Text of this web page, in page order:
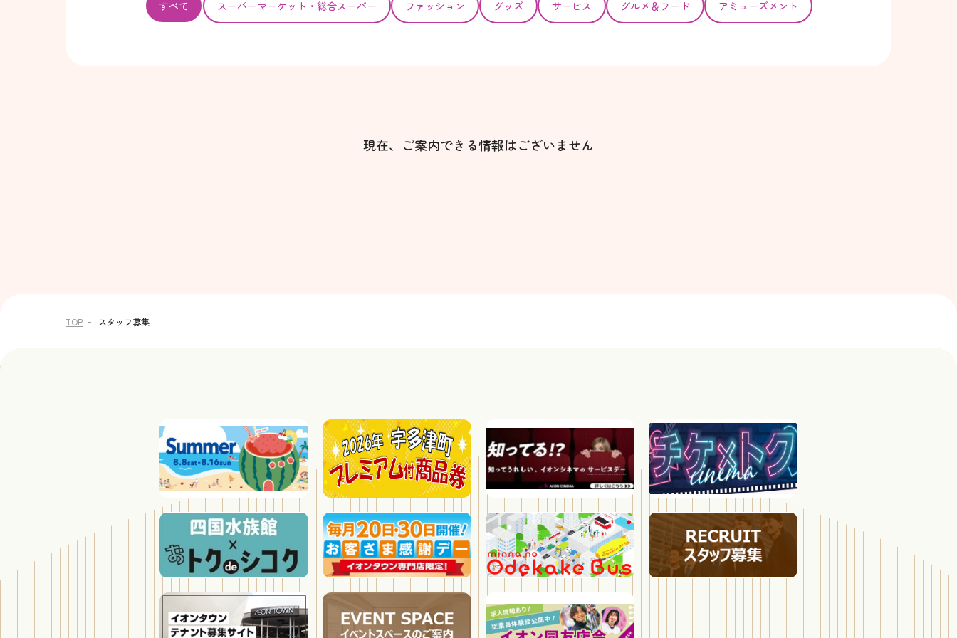
すべて スーパーマーケット・ 総合スーパー ファッション グッズ サービス グルメ＆フード アミューズメント
現在、ご案内できる情報はございません
TOP スタッフ募集